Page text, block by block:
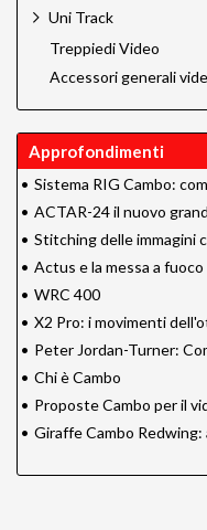
Uni Track
Treppiedi Video
Accessori generali
Approfondimenti
• Sistema RIG Cambo:
• ACTAR-24 il nuovo
• Stitching delle immagini
• Actus e la messa a
• WRC 400
• X2 Pro: i movimenti
• Peter Jordan-Turner:
• Chi è Cambo
• Proposte Cambo per il
• Giraffe Cambo